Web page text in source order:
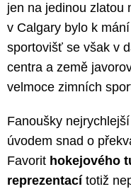
jen na jedinou zlatou
v Calgary bylo k
sportovišť se však v
centra a země
velmoce zimních
Fanoušky
úvodem snad o
Favorit hokejového
reprezentací totiž